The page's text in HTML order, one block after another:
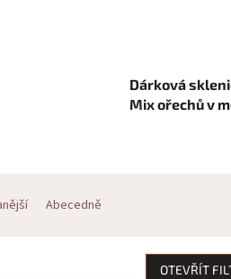
Dárková
Mix ořechů v
Abecedně
OTEVŘÍT